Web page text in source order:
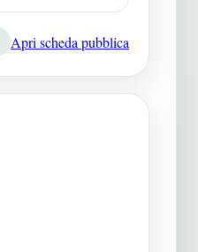
Apri scheda pubblica